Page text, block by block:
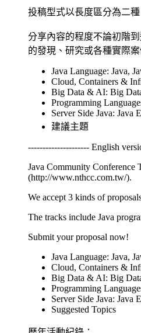
投稿型式以長度區分為二
分享內容的程度不論初階
的發現、研究或各種實際
Java Language: Java,
Cloud, Containers &
Big Data & AI: Big
Programming
Server Side Java: Java
建議主題
--------------------- English
Java Community Conference
(http://www.nthcc.com.tw/).
We accept 3 kinds of
The tracks include Java
Submit your proposal now!
Java Language: Java,
Cloud, Containers &
Big Data & AI: Big
Programming
Server Side Java: Java
Suggested Topics